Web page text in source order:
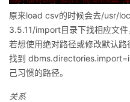
原来load csv的时候会去/usr/
3.5.11/import目录下找相应文件
若想使用绝对路径或修改默认
找到
己习惯的路径。
关系